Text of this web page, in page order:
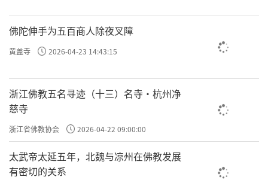
佛陀伸手为五百商人除夜叉障
黄盖寺 2026-04-23 14:43:15
浙江佛教五名寻迹（十三）名寺·杭州净
慈寺
浙江省佛教协会 2026-04-22 09:00:00
太武帝太延五年，北魏与凉州在佛教发展
有密切的关系